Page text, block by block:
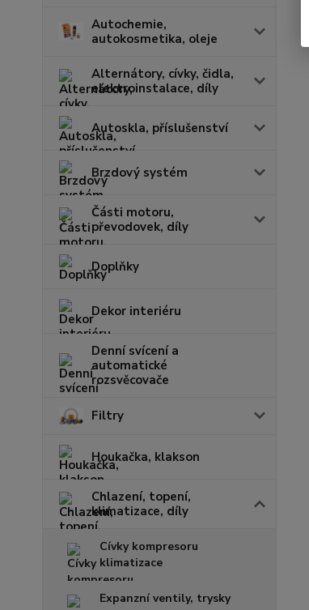
Autochemie,
autokosmetika, oleje
Alternátory, cívky, čidla,
elektroinstalace, díly
Autoskla, příslušenství
Brzdový systém
Části motoru,
převodovek, díly
Doplňky
Dekor interiéru
Denní svícení a
automatické
rozsvěcovače
Filtry
Houkačka, klakson
Chlazení, topení,
klimatizace, díly
Cívky kompresoru
klimatizace
Expanzní ventily, trysky